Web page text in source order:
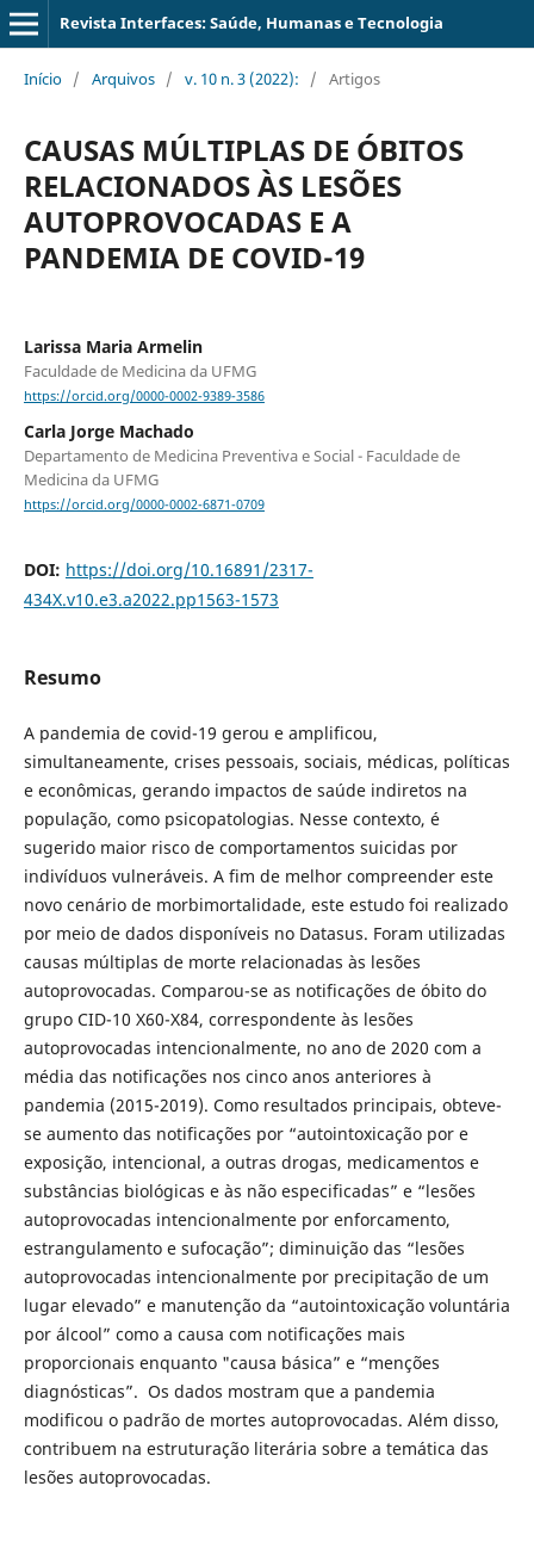
Revista Interfaces: Saúde, Humanas e Tecnologia
Início / Arquivos / v. 10 n. 3 (2022): / Artigos
CAUSAS MÚLTIPLAS DE ÓBITOS
RELACIONADOS ÀS LESÕES
AUTOPROVOCADAS E A
PANDEMIA DE COVID-19
Larissa Maria Armelin
Faculdade de Medicina da UFMG
https://orcid.org/0000-0002-9389-3586
Carla Jorge Machado
Departamento de Medicina Preventiva e Social - Faculdade de
Medicina da UFMG
https://orcid.org/0000-0002-6871-0709
DOI: https://doi.org/10.16891/2317-
434X.v10.e3.a2022.pp1563-1573
Resumo
A pandemia de covid-19 gerou e amplificou,
simultaneamente, crises pessoais, sociais, médicas, políticas
e econômicas, gerando impactos de saúde indiretos na
população, como psicopatologias. Nesse contexto, é
sugerido maior risco de comportamentos suicidas por
indivíduos vulneráveis. A fim de melhor compreender este
novo cenário de morbimortalidade, este estudo foi realizado
por meio de dados disponíveis no Datasus. Foram utilizadas
causas múltiplas de morte relacionadas às lesões
autoprovocadas. Comparou-se as notificações de óbito do
grupo CID-10 X60-X84, correspondente às lesões
autoprovocadas intencionalmente, no ano de 2020 com a
média das notificações nos cinco anos anteriores à
pandemia (2015-2019). Como resultados principais, obteve-
se aumento das notificações por “autointoxicação por e
exposição, intencional, a outras drogas, medicamentos e
substâncias biológicas e às não especificadas” e “lesões
autoprovocadas intencionalmente por enforcamento,
estrangulamento e sufocação”; diminuição das “lesões
autoprovocadas intencionalmente por precipitação de um
lugar elevado” e manutenção da “autointoxicação voluntária
por álcool” como a causa com notificações mais
proporcionais enquanto "causa básica” e “menções
diagnósticas”. Os dados mostram que a pandemia
modificou o padrão de mortes autoprovocadas. Além disso,
contribuem na estruturação literária sobre a temática das
lesões autoprovocadas.